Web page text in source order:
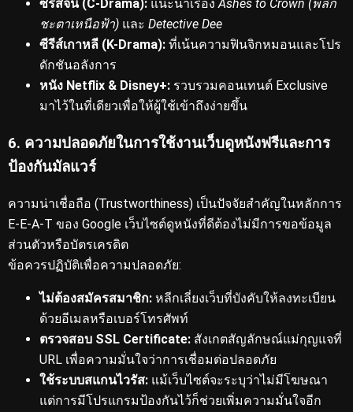
ซีรีส์จีน (C-Drama): แนะนำเรื่องAshes to Crown (พลิก
ชะตาเหนือฟ้า) และ Detective Dee
ซีรีส์เกาหลี (K-Drama): ที่เน้นความฟินจิกหมอนและโปร
ดักชันอลังการ
หนัง Netflix & Disney+: รวบรวมคอนเทนต์ Exclusive
มาไว้ในที่เดียวเพื่อให้ผู้ใช้เข้าถึงง่ายขึ้น
6. ความปลอดภัยในการใช้งานเว็บดูหนังฟรีและการ
ป้องกันมัลแวร์
ความน่าเชื่อถือ (Trustworthiness) เป็นปัจจัยสำคัญในหลักการ
E-E-A-T ของ Google เว็บไซต์ดูหนังที่ดีต้องไม่มีการขอข้อมูล
ส่วนตัวหรือบัตรเครดิต
ข้อควรปฏิบัติเพื่อความปลอดภัย:
ไม่ต้องสมัครสมาชิก: หลีกเลี่ยงเว็บที่บังคับให้ลงทะเบียน
ด้วยอีเมลหรือเบอร์โทรศัพท์
ตรวจสอบ SSL Certificate: สังเกตสัญลักษณ์แม่กุญแจที่
URL เพื่อความมั่นใจว่าการเชื่อมต่อปลอดภัย
ใช้ระบบสแกนไวรัส: แม้เว็บไซต์จะระบุว่าไม่มีโฆษณา
แต่การมีโปรแกรมป้องกันไว้ก็ช่วยเพิ่มความมั่นใจอีก